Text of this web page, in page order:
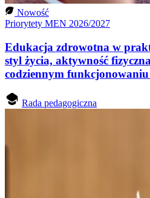
Nowość
Priorytety MEN 2026/2027
Edukacja zdrowotna w
styl życia, aktywność
codziennym funkcjonowaniu
Rada pedagogiczna